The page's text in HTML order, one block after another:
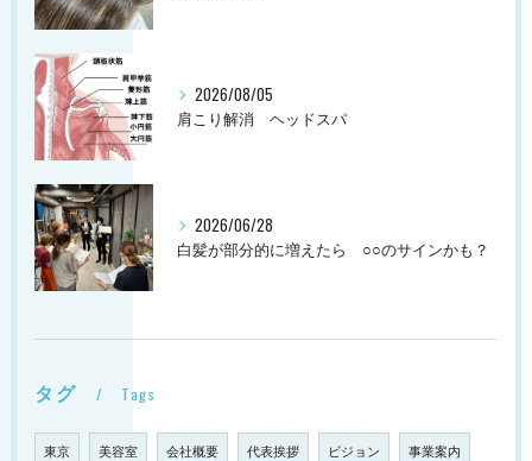
2026/08/05
肩こり解消 ヘッドスパ
2026/06/28
白髪が部分的に増えたら ○○のサインかも？
タグ Tags
東京 美容室 会社概要 代表挨拶 ビジョン 事業案内